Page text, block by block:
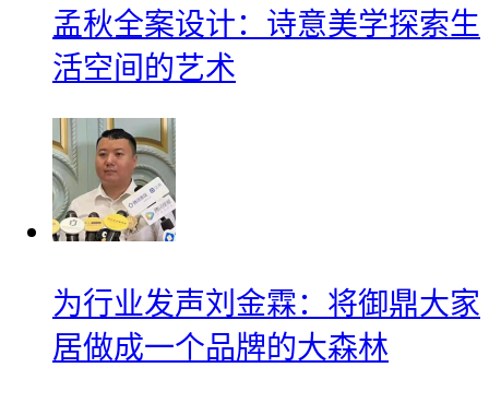
孟秋全案设计：诗意美学探索生
活空间的艺术
为行业发声刘金霖：将御鼎大家
居做成一个品牌的大森林